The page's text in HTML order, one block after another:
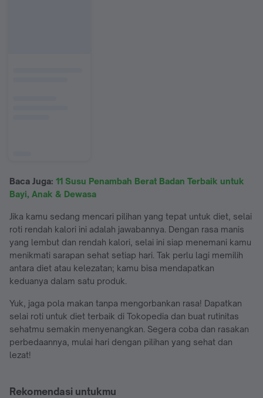
Baca Juga: 11 Susu Penambah Berat Badan Terbaik untuk
Bayi, Anak & Dewasa
Jika kamu sedang mencari pilihan yang tepat untuk diet, selai
roti rendah kalori ini adalah jawabannya. Dengan rasa manis
yang lembut dan rendah kalori, selai ini siap menemani kamu
menikmati sarapan sehat setiap hari. Tak perlu lagi memilih
antara diet atau kelezatan; kamu bisa mendapatkan
keduanya dalam satu produk.
Yuk, jaga pola makan tanpa mengorbankan rasa! Dapatkan
selai roti untuk diet terbaik di Tokopedia dan buat rutinitas
sehatmu semakin menyenangkan. Segera coba dan rasakan
perbedaannya, mulai hari dengan pilihan yang sehat dan
lezat!
Rekomendasi untukmu